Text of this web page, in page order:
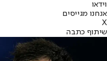
וידאו
אנחנו מגייסים
X
שיתוף כתבה